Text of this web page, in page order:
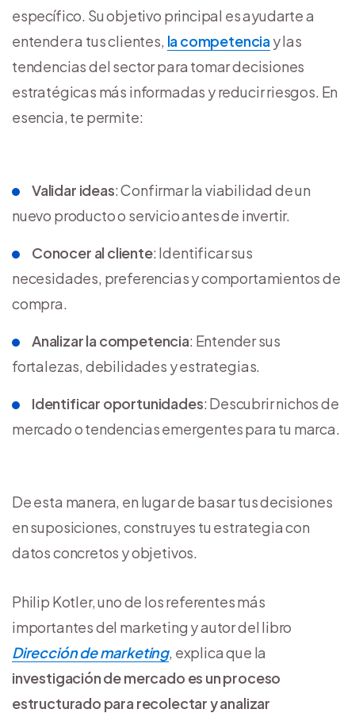
específico. Su objetivo principal es ayudarte a
entender a tus clientes, la competenciay las
tendencias del sector para tomar decisiones
estratégicas más informadas y reducir riesgos. En
esencia, te permite:
Validar ideas: Confirmar la viabilidad de un
nuevo producto o servicio antes de invertir.
Conocer al cliente: Identificar sus
necesidades, preferencias y comportamientos de
compra.
Analizar la competencia: Entender sus
fortalezas, debilidades y estrategias.
Identificar oportunidades: Descubrir nichos de
mercado o tendencias emergentes para tu marca.
De esta manera, en lugar de basar tus decisiones
en suposiciones, construyes tu estrategia con
datos concretos y objetivos.
Philip Kotler, uno de los referentes más
importantes del marketing y autor del libro
Dirección de marketing, explica que la
investigación de mercado es un proceso
estructurado para recolectar y analizar